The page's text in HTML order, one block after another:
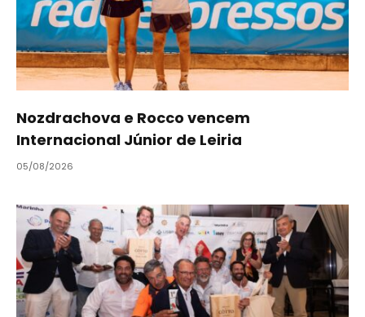
Nozdrachova e Rocco vencem
Internacional Júnior de Leiria
05/08/2026